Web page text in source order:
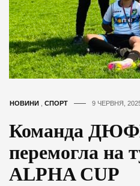
НОВИНИ , СПОРТ 9 ЧЕРВНЯ,
Команда
перемогла на
ALPHA CUP